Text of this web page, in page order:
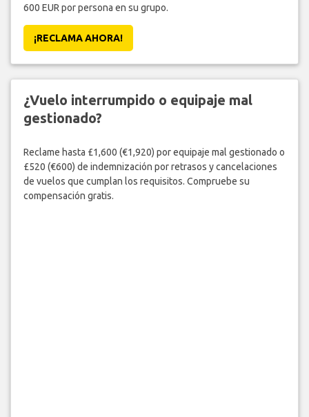
600 EUR por persona en su grupo.
¡RECLAMA AHORA!
¿Vuelo interrumpido o equipaje mal
gestionado?
Reclame hasta £1,600 (€1,920) por equipaje mal gestionado o
£520 (€600) de indemnización por retrasos y cancelaciones
de vuelos que cumplan los requisitos. Compruebe su
compensación gratis.